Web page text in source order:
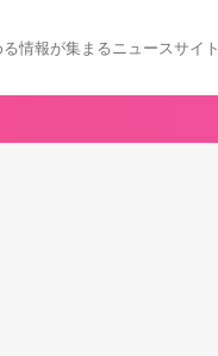
情報が集まるニュースサイト